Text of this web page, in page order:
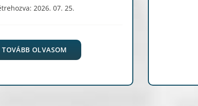
2026. 07. 25.
TOVÁBB OLVASOM